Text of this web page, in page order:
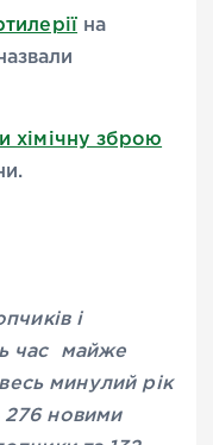
на
хімічну зброю
і
час майже
минулий рік
276 новими